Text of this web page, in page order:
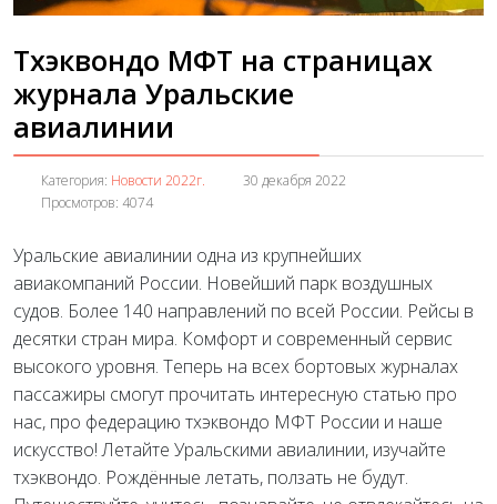
Тхэквондо МФТ на страницах
журнала Уральские
авиалинии
Категория: Новости 2022г.
30 декабря 2022
Просмотров: 4074
Уральские авиалинии одна из крупнейших
авиакомпаний России. Новейший парк воздушных
судов. Более 140 направлений по всей России. Рейсы в
десятки стран мира. Комфорт и современный сервис
высокого уровня. Теперь на всех бортовых журналах
пассажиры смогут прочитать интересную статью про
нас, про федерацию тхэквондо МФТ России и наше
искусство! Летайте Уральскими авиалинии, изучайте
тхэквондо. Рождённые летать, ползать не будут.